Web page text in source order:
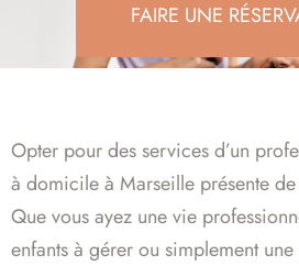
FAIRE UNE
Opter pour des services d’un
à domicile à Marseille présente
Que vous ayez une vie
enfants à gérer ou simplement